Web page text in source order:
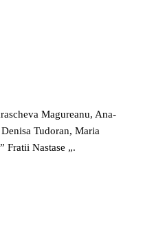
Magureanu, Ana-
Tudoran, Maria
Fratii Nastase „.